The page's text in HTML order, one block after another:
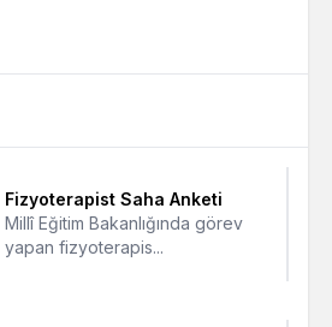
Fizyoterapist Saha Anketi
Millî Eğitim Bakanlığında görev
yapan fizyoterapis...